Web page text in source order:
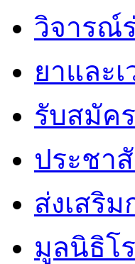
วิจารณ์
ยาและ
รับสมัค
ประชา
ส่งเสริ
มูลนิธิโ